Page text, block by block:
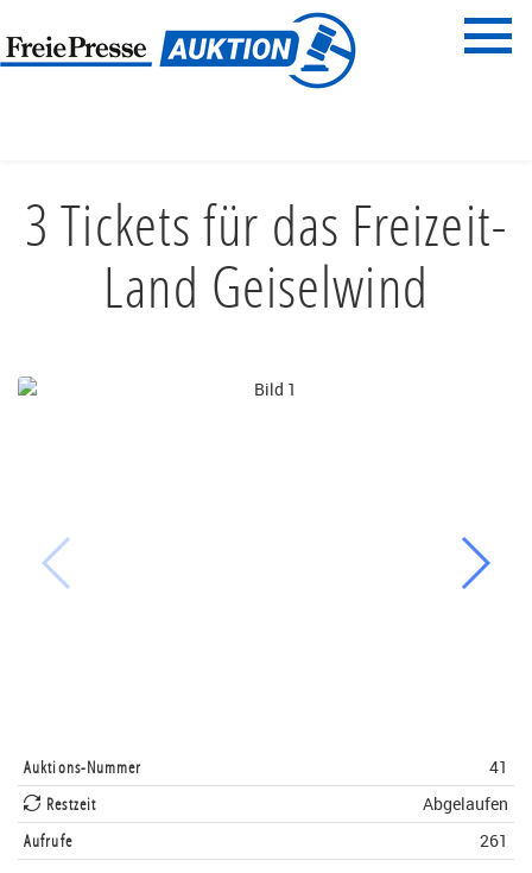
Menü
3 Tickets für das Freizeit-
Land Geiselwind
Auktions-Nummer
41
Restzeit
Abgelaufen
Aufrufe
261